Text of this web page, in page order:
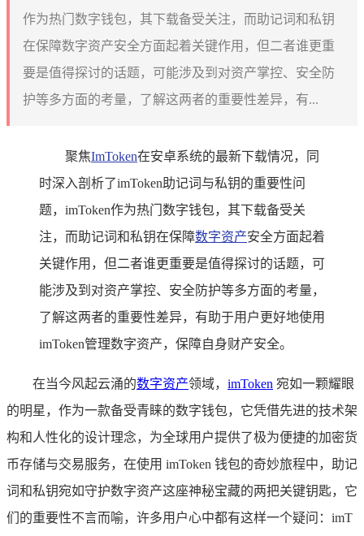
作为热门数字钱包，其下载备受关注，而助记词和私钥
在保障数字资产安全方面起着关键作用，但二者谁更重
要是值得探讨的话题，可能涉及到对资产掌控、安全防
护等多方面的考量，了解这两者的重要性差异，有...
聚焦ImToken在安卓系统的最新下载情况，同
时深入剖析了imToken助记词与私钥的重要性问
题，imToken作为热门数字钱包，其下载备受关
注，而助记词和私钥在保障数字资产安全方面起着
关键作用，但二者谁更重要是值得探讨的话题，可
能涉及到对资产掌控、安全防护等多方面的考量，
了解这两者的重要性差异，有助于用户更好地使用
imToken管理数字资产，保障自身财产安全。
在当今风起云涌的数字资产领域， imToken 宛如一颗耀眼
的明星，作为一款备受青睐的数字钱包，它凭借先进的技术架
构和人性化的设计理念，为全球用户提供了极为便捷的加密货
币存储与交易服务，在使用 imToken 钱包的奇妙旅程中，助记
词和私钥宛如守护数字资产这座神秘宝藏的两把关键钥匙，它
们的重要性不言而喻，许多用户心中都有这样一个疑问：imT